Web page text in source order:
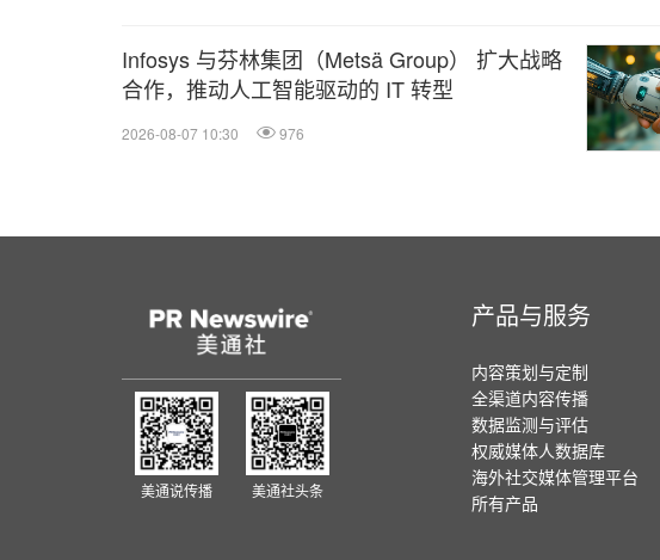
Infosys 与芬林集团（Metsä Group） 扩大战略
合作，推动人工智能驱动的 IT 转型
2026-08-07 10:30 976
美通说传播 美通社头条
产品与服务
内容策划与定制
全渠道内容传播
数据监测与评估
权威媒体人数据库
海外社交媒体管理平台
所有产品